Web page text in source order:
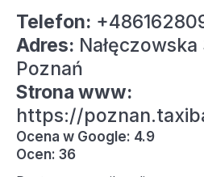
Telefon:
Adres:
Poznań
Strona www:
https://
Ocena w Google: 4.9
Ocen: 36